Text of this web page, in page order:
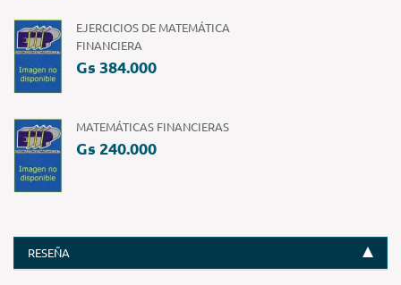
EJERCICIOS DE MATEMÁTICA
FINANCIERA
Gs 384.000
MATEMÁTICAS FINANCIERAS
Gs 240.000
RESEÑA